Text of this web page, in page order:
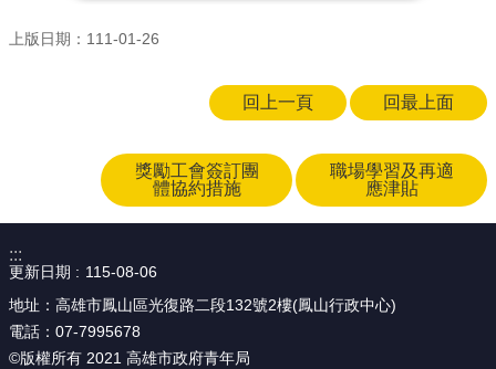
上版日期：111-01-26
回上一頁 回最上面
獎勵工會簽訂團
體協約措施
職場學習及再適
應津貼
:::
更新日期
115-08-06
地址：高雄市鳳山區光復路二段132號2樓(鳳山行政中心)
電話：07-7995678
©版權所有 2021 高雄市政府青年局